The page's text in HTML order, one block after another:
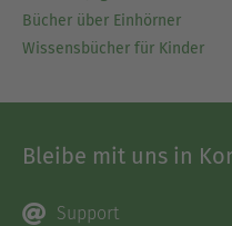
Bücher über Einhörner
Wissensbücher für Kinder
Bleibe mit uns in
Support